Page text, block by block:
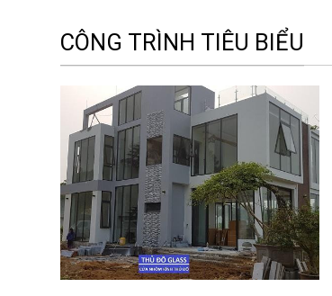
CÔNG TRÌNH TIÊU BIỂU